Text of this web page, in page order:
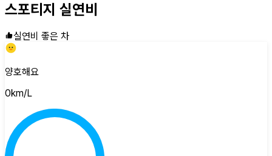
스포티지 실연비
실연비 좋은 차
양호해요
0km/L